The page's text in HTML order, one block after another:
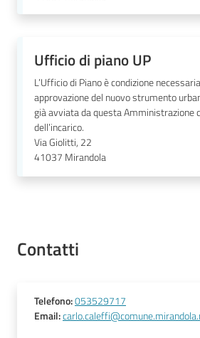
Ufficio di piano UP
L’Ufficio di Piano è condizione
approvazione del nuovo strumento
già avviata da questa Amministrazione
dell’incarico.
Via Giolitti, 22
41037 Mirandola
Contatti
Telefono:053529717
Email: